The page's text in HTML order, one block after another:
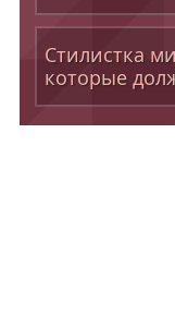
Стилистка
которые